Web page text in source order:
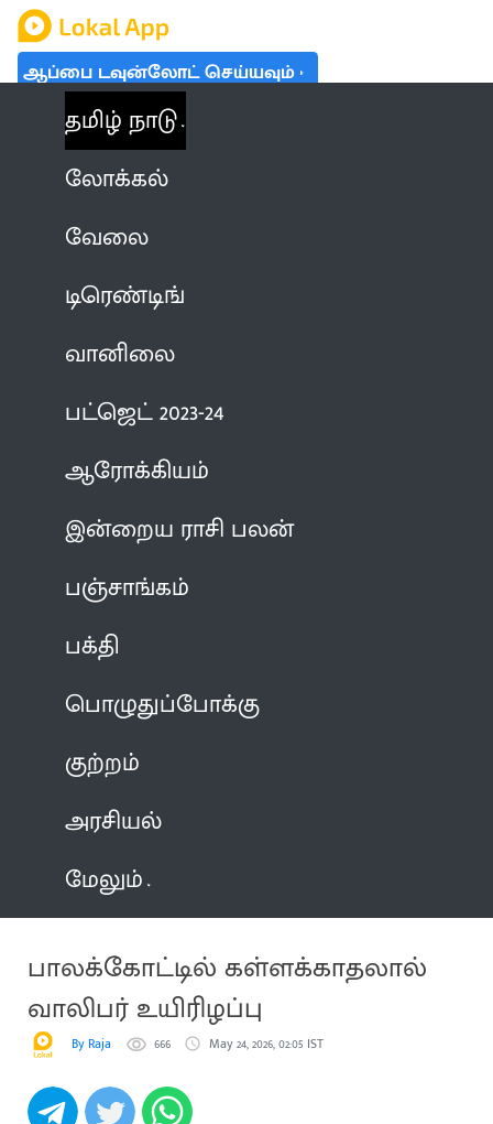
ஆப்பை டவுன்லோட் செய்யவும்
தமிழ் நாடு
லோக்கல்
வேலை
டிரெண்டிங்
வானிலை
பட்ஜெட் 2023-24
ஆரோக்கியம்
இன்றைய ராசி பலன்
பஞ்சாங்கம்
பக்தி
பொழுதுப்போக்கு
குற்றம்
அரசியல்
மேலும்
பாலக்கோட்டில் கள்ளக்காதலால்
வாலிபர் உயிரிழப்பு
By Raja 666 May 24, 2026, 02:05 IST